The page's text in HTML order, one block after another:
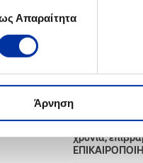
Απαραίτητα
Άρνηση
2021-2022
Ενημέρωση για
25.08.2022
Ο Όμιλος
χρονιά,